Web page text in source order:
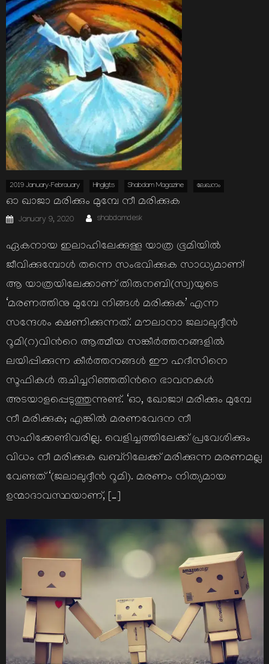
2019 January-Febrauary Hihgligts Shabdam Magazine ലേഖനം
ഓ ഖാജാ മരിക്കും മുമ്പേ നീ മരിക്കുക
Posted
on
January 9, 2020 Author
shabdamdesk
ഏകനായ ഇലാഹിലേക്കുള്ള യാത്ര ഭൂമിയില്‍
ജീവിക്കുമ്പോള്‍ തന്നെ സംഭവിക്കുക സാധ്യമാണ്!
ആ യാത്രയിലേക്കാണ് തിരുനബി(സ്വ)യുടെ
‘മരണത്തിനു മുമ്പേ നിങ്ങള്‍ മരിക്കുക’ എന്ന
സന്ദേശം ക്ഷണിക്കുന്നത്. മൗലാനാ ജലാലുദ്ദീന്‍
റൂമി(റ)വിന്‍റെ ആത്മീയ സങ്കീര്‍ത്തനങ്ങളില്‍
ലയിപ്പിക്കുന്ന കീര്‍ത്തനങ്ങള്‍ ഈ ഹദീസിനെ
സൂഫികള്‍ രുചിച്ചറിഞ്ഞതിന്‍റെ ഭാവനകള്‍
അടയാളപ്പെടുത്തുന്നുണ്ട്. ‘ഓ, ഖോജാ! മരിക്കും മുമ്പേ
നീ മരിക്കുക; എങ്കില്‍ മരണവേദന നീ
സഹിക്കേണ്ടിവരില്ല. വെളിച്ചത്തിലേക്ക് പ്രവേശിക്കും
വിധം നീ മരിക്കുക ഖബ്റിലേക്ക് മരിക്കുന്ന മരണമല്ല
വേണ്ടത് ‘(ജലാലുദ്ദീന്‍ റൂമി). മരണം നിത്യമായ
ഉന്മാദാവസ്ഥയാണ്, […]